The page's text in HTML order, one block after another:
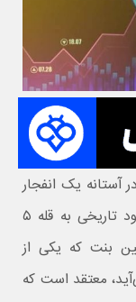
آستانه یک انفجار
قیمتی قرار دارد و شرایط آن برای یک صعود تاریخی به قله ۵
بنت که یکی از
معتقد است که